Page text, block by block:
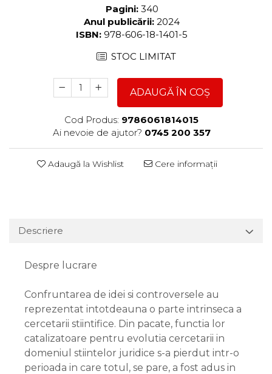
Pagini: 340
Anul publicării: 2024
ISBN: 978-606-18-1401-5
STOC LIMITAT
ADAUGĂ ÎN COȘ
Cod Produs: 9786061814015
Ai nevoie de ajutor? 0745 200 357
Adaugă la Wishlist Cere informații
Descriere
Despre lucrare
Confruntarea de idei si controversele au
reprezentat intotdeauna o parte intrinseca a
cercetarii stiintifice. Din pacate, functia lor
catalizatoare pentru evolutia cercetarii in
domeniul stiintelor juridice s-a pierdut intr-o
perioada in care totul, se pare, a fost adus in